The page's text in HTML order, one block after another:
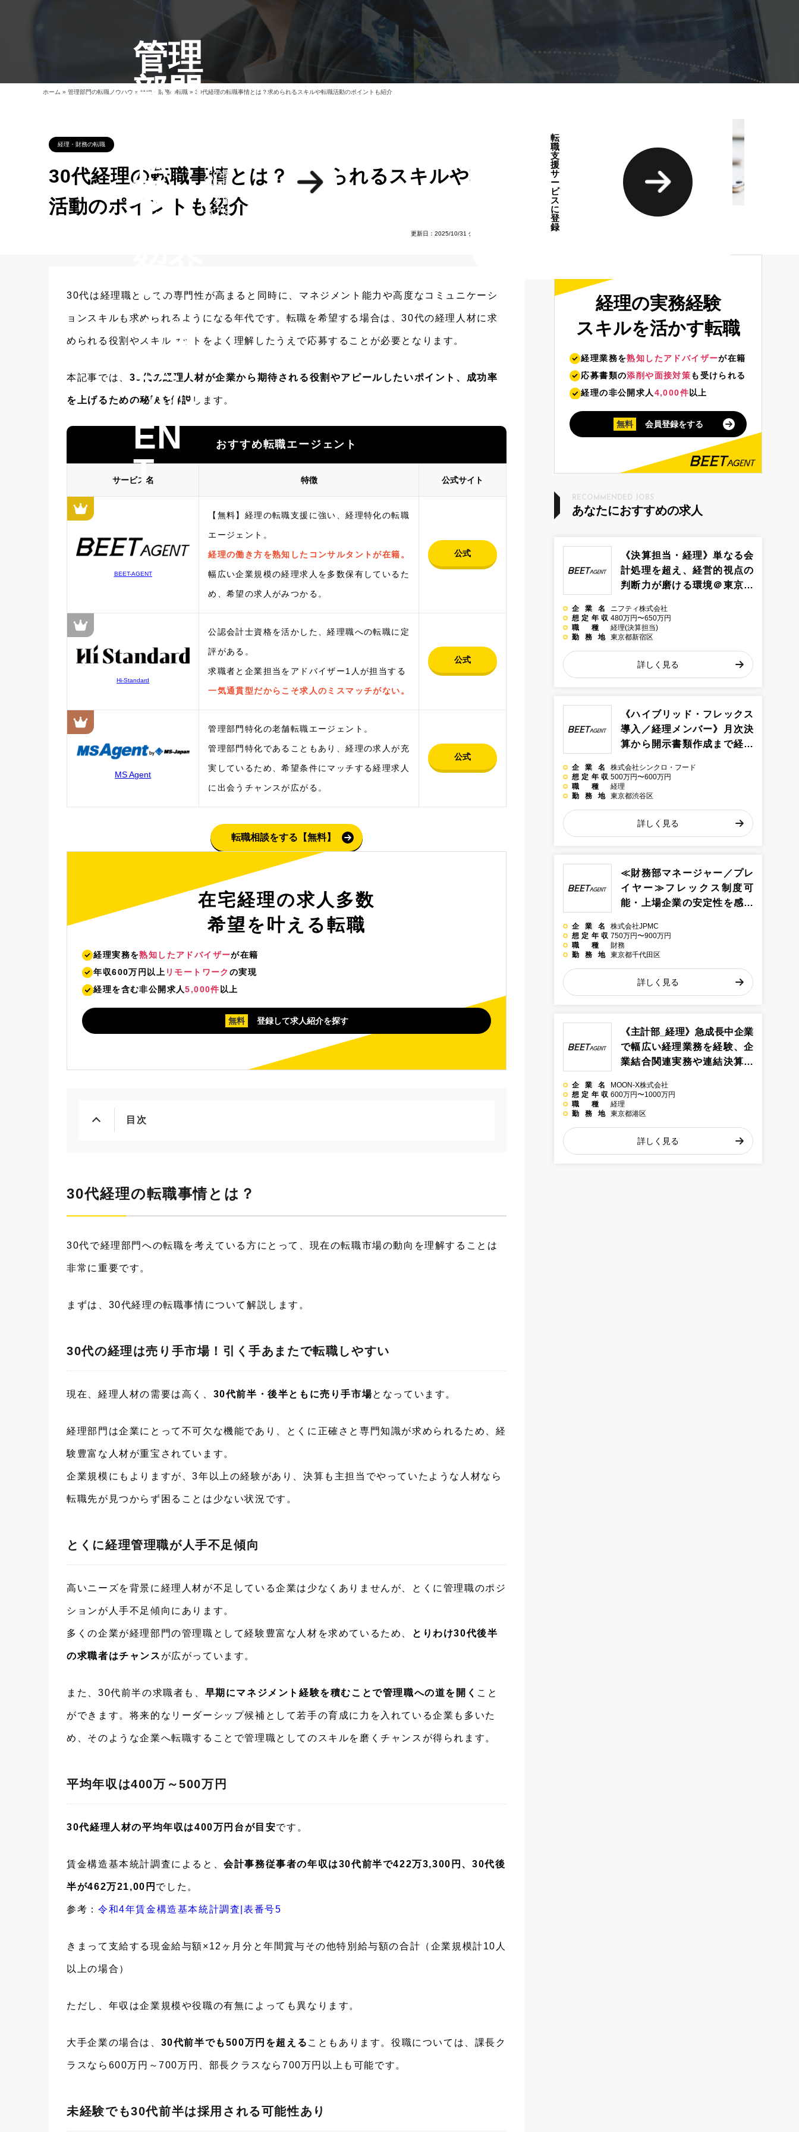
管理
部門
転
職・
求人
な
らB
EET
-AG
EN
T
門
の
求
を
探
門
の
転
ノ
ウ
ハ
の
採
用
望
は
こ
転
職
支
援
サ
ー
ビ
ス
に
登
録
ホーム » 管理部門の転職ノウハウ » 経理・財務の転職 » 30代経理の転職事情とは？求められるスキルや転職活動のポイントも紹介
経理・財務の転職
30代経理の転職事情とは？求められるスキルや転職
活動のポイントも紹介
更新日：2025/10/31 公開日：2024/06/14
30代は経理職としての専門性が高まると同時に、マネジメント能力や高度なコミュニケーシ
ョンスキルも求められるようになる年代です。転職を希望する場合は、30代の経理人材に求
められる役割やスキルセットをよく理解したうえで応募することが必要となります。
本記事では、 30代の経理人材が企業から期待される役割やアピールしたいポイント、成功率
を上げるための秘訣を解説 します。
おすすめ転職エージェント
サービス名 特徴 公式サイト
BEET-AGENT
【無料】経理の転職支援に強い、経理特化の転職
エージェント。
経理の働き方を熟知したコンサルタントが在籍。
幅広い企業規模の経理求人を多数保有しているた
め、希望の求人がみつかる。
公式
Hi-Standard
公認会計士資格を活かした、経理職への転職に定
評がある。
求職者と企業担当をアドバイザー1人が担当する
一気通貫型だからこそ求人のミスマッチがない。
公式
MS Agent
管理部門特化の老舗転職エージェント。
管理部門特化であることもあり、経理の求人が充
実しているため、希望条件にマッチする経理求人
に出会うチャンスが広がる。
公式
転職相談をする【無料】
在宅経理の求人多数
希望を叶える転職
経理実務を熟知したアドバイザーが在籍
年収600万円以上 リモートワーク の実現
経理を含む非公開求人5,000件以上
無料 登録して求人紹介を探す
目次
30代経理の転職事情とは？
30代で経理部門への転職を考えている方にとって、現在の転職市場の動向を理解することは
非常に重要です。
まずは、30代経理の転職事情について解説します。
30代の経理は売り手市場！引く手あまたで転職しやすい
現在、経理人材の需要は高く、 30代前半・後半ともに売り手市場となっています。
経理部門は企業にとって不可欠な機能であり、とくに正確さと専門知識が求められるため、経
験豊富な人材が重宝されています。
企業規模にもよりますが、3年以上の経験があり、決算も主担当でやっていたような人材なら
転職先が見つからず困ることは少ない状況です。
とくに経理管理職が人手不足傾向
高いニーズを背景に経理人材が不足している企業は少なくありませんが、とくに管理職のポジ
ションが人手不足傾向にあります。
多くの企業が経理部門の管理職として経験豊富な人材を求めているため、 とりわけ30代後半
の求職者はチャンス が広がっています。
また、30代前半の求職者も、 早期にマネジメント経験を積むことで管理職への道を開く こと
ができます。将来的なリーダーシップ候補として若手の育成に力を入れている企業も多いた
め、そのような企業へ転職することで管理職としてのスキルを磨くチャンスが得られます。
平均年収は400万～500万円
30代経理人材の平均年収は400万円台が目安です。
賃金構造基本統計調査によると、会計事務従事者の年収は30代前半で422万3,300円、30代後
半が462万21,00円 でした。
参考： 令和4年賃金構造基本統計調査|表番号5
きまって支給する現金給与額×12ヶ月分と年間賞与その他特別給与額の合計（企業規模計10人
以上の場合）
ただし、年収は企業規模や役職の有無によっても異なります。
大手企業の場合は、 30代前半でも500万円を超える こともあります。役職については、課長ク
ラスなら600万円～700万円、部長クラスなら700万円以上も可能です。
未経験でも30代前半は採用される可能性あり
経理の実務経験
スキルを活かす転職
経理業務を熟知したアドバイザーが在籍
応募書類の添削や面接対策も受けられる
経理の非公開求人4,000件以上
無料 会員登録をする
あなたにおすすめの求人
RECOMMENDED JOBS
《決算担当・経理》単なる会
計処理を超え、経営的視点の
判断力が磨ける環境＠東京都
業
企業名
ニフティ株式会社
想定年収480万円〜650万円
職種経理(決算担当)
勤務地東京都新宿区
詳しく見る
《ハイブリッド・フレックス
導入／経理メンバー》月次決
算から開示書類作成まで経理
環境＠東京都渋谷区のインタ
ーネット系企業
企業名株式会社シンクロ・フード
想定年収500万円〜600万円
職種経理
勤務地東京都渋谷区
詳しく見る
≪財務部マネージャー／プレ
イヤー≫フレックス制度可
能・上場企業の安定性を感じ
＠東京都千代田区の不動産系
企業
企業名株式会社JPMC
想定年収750万円〜900万円
職種 財務
勤務地東京都千代田区
詳しく見る
《主計部_経理》急成長中企業
で幅広い経理業務を経験、企
業結合関連実務や連結決算な
環境＠東京都港区のマーケテ
ィング系企業
企業名 MOON-X株式会社
想定年収600万円〜1000万円
職種経理
勤務地東京都港区
詳しく見る